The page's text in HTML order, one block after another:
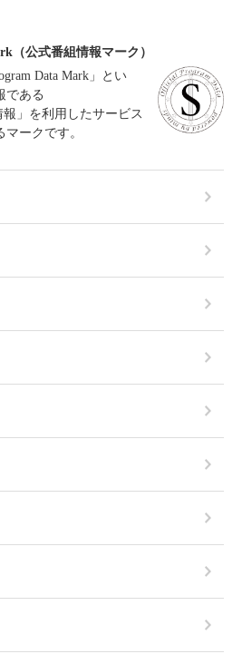
（公式番組情報マーク）
Data Mark」とい
である
報」を利用したサービス
ークです。